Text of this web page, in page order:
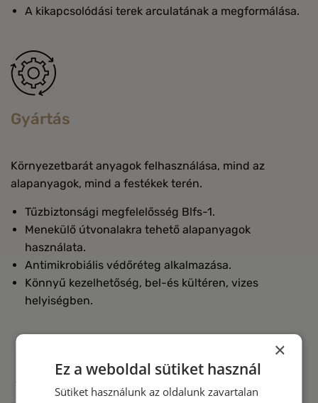
A kikapcsolódási terek arculatának a megformálása.
Gyártás
Környezetbarát anyagok felhasználása, mind az
alapanyagok, mind a festékek terén.
Tűzbiztonsági megfelelősség Blfs-1.
Menekülő útvonalakra tehető alapanyagok
használata.
Antimikrobiális védőréteg alkalmazása.
Könnyű kezelhetőség, bel-és kültéren, vizes
helyiségben.
×
Ez a weboldal sütiket használ
Sütiket használunk az oldalunk zavartalan